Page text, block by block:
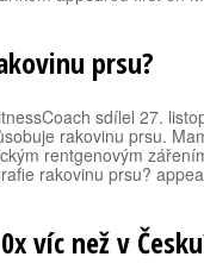
prsu?
sdílel 27.
rakovinu prsu.
rentgenovým
rakovinu prsu?
víc než v